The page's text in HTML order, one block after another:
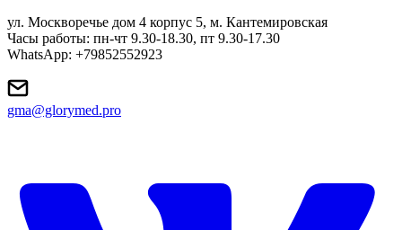
ул. Москворечье дом 4 корпус 5, м. Кантемировская
Часы работы: пн-чт 9.30-18.30, пт 9.30-17.30
WhatsApp: +79852552923
gma@glorymed.pro